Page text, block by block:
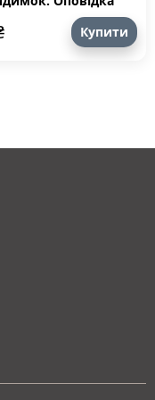
Не всі мікроби —
Купити